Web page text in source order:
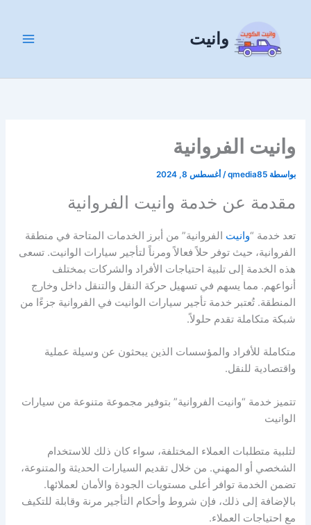
المحتوى
وانيت
وانيت الفروانية
بواسطة qmedia85
/ أغسطس 8, 2024
مقدمة عن خدمة وانيت الفروانية
تعد خدمة “وانيت الفروانية” من أبرز الخدمات المتاحة في منطقة
الفروانية، حيث توفر حلاً فعالاً ومرناً لتأجير سيارات الوانيت. تسعى
هذه الخدمة إلى تلبية احتياجات الأفراد والشركات بمختلف
أنواعهم. مما يسهم في تسهيل حركة النقل والتنقل داخل وخارج
المنطقة. تُعتبر خدمة تأجير سيارات الوانيت في الفروانية جزءًا من
شبكة متكاملة تقدم حلولاً.
متكاملة للأفراد والمؤسسات الذين يبحثون عن وسيلة عملية
واقتصادية للنقل.
تتميز خدمة “وانيت الفروانية” بتوفير مجموعة متنوعة من سيارات
الوانيت
لتلبية متطلبات العملاء المختلفة، سواء كان ذلك للاستخدام
الشخصي أو المهني. من خلال تقديم السيارات الحديثة والمتنوعة،
تضمن الخدمة توافر أعلى مستويات الجودة والأمان لعملائها.
بالإضافة إلى ذلك، فإن شروط وأحكام التأجير مرنة وقابلة للتكيف
مع احتياجات العملاء.